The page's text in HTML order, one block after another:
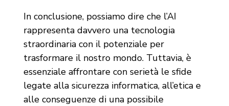
In conclusione, possiamo dire che l’AI
rappresenta davvero una tecnologia
straordinaria con il potenziale per
trasformare il nostro mondo. Tuttavia, è
essenziale affrontare con serietà le sfide
legate alla sicurezza informatica, all’etica e
alle conseguenze di una possibile